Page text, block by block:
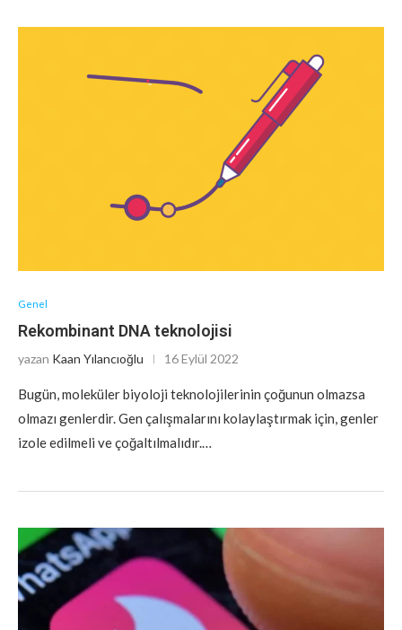
Genel
Rekombinant DNA teknolojisi
yazan Kaan Yılancıoğlu 16 Eylül 2022
Bugün, moleküler biyoloji teknolojilerinin çoğunun olmazsa
olmazı genlerdir. Gen çalışmalarını kolaylaştırmak için, genler
izole edilmeli ve çoğaltılmalıdır.…